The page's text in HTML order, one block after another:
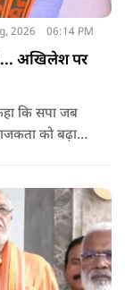
2026 06:14 PM
अखिलेश पर
कि सपा जब
को बढ़ावा